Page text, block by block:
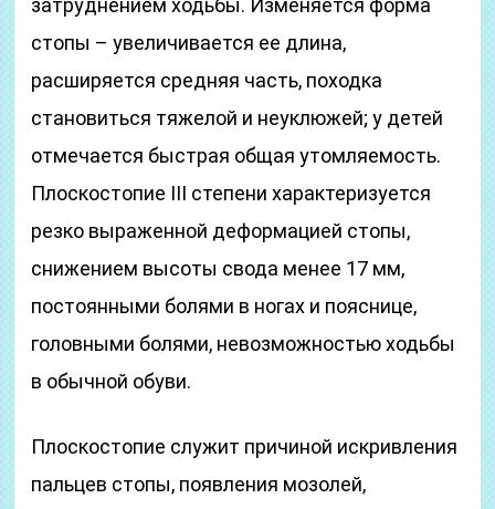
затруднением ходьбы. Изменяется форма
стопы – увеличивается ее длина,
расширяется средняя часть, походка
становиться тяжелой и неуклюжей; у детей
отмечается быстрая общая утомляемость.
Плоскостопие III степени характеризуется
резко выраженной деформацией стопы,
снижением высоты свода менее 17 мм,
постоянными болями в ногах и пояснице,
головными болями, невозможностью ходьбы
в обычной обуви.
Плоскостопие служит причиной искривления
пальцев стопы, появления мозолей,